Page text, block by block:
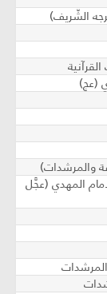
الشّريف)
(عج)
والمرشدات)
المهدي (عجَّل